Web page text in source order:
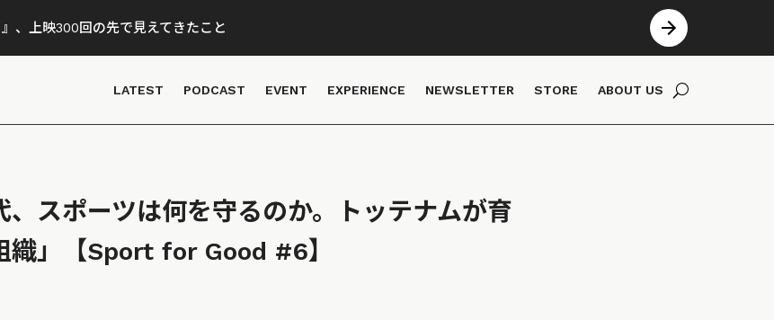
、上映300回の先で見えてきたこと
LATEST PODCAST EVENT EXPERIENCE NEWSLETTER STORE ABOUT US
、スポーツは何を守るのか。トッテナムが育
織」【Sport for Good #6】